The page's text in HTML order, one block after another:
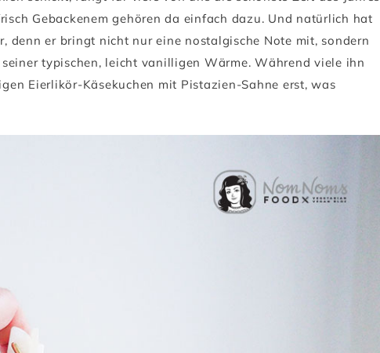
Gebackenem gehören da einfach dazu. Und natürlich hat
denn er bringt nicht nur eine nostalgische Note mit, sondern
typischen, leicht vanilligen Wärme. Während viele ihn
Eierlikör-Käsekuchen mit Pistazien-Sahne erst, was